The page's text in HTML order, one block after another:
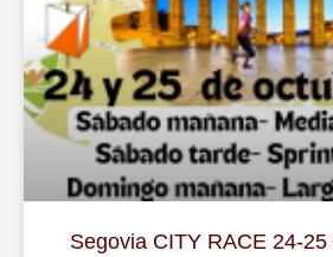
Segovia CITY RACE 24-